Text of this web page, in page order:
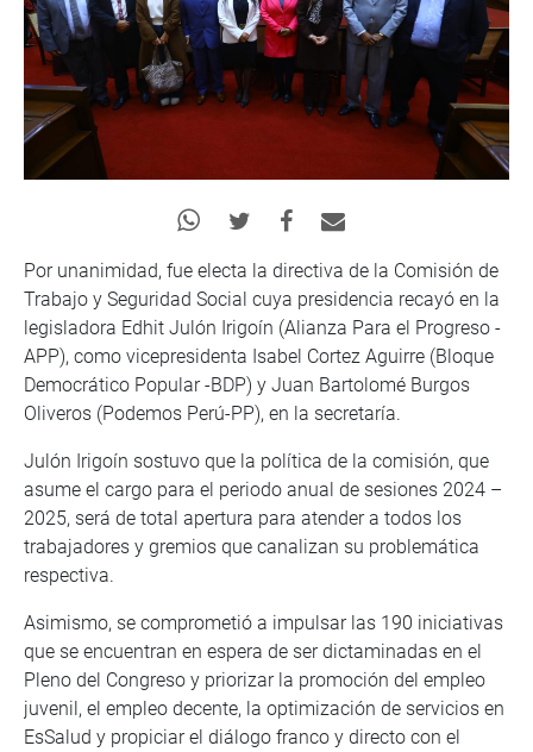
Por unanimidad, fue electa la directiva de la Comisión de
Trabajo y Seguridad Social cuya presidencia recayó en la
legisladora Edhit Julón Irigoín (Alianza Para el Progreso -
APP), como vicepresidenta Isabel Cortez Aguirre (Bloque
Democrático Popular -BDP) y Juan Bartolomé Burgos
Oliveros (Podemos Perú-PP), en la secretaría.
Julón Irigoín sostuvo que la política de la comisión, que
asume el cargo para el periodo anual de sesiones 2024 –
2025, será de total apertura para atender a todos los
trabajadores y gremios que canalizan su problemática
respectiva.
Asimismo, se comprometió a impulsar las 190 iniciativas
que se encuentran en espera de ser dictaminadas en el
Pleno del Congreso y priorizar la promoción del empleo
juvenil, el empleo decente, la optimización de servicios en
EsSalud y propiciar el diálogo franco y directo con el